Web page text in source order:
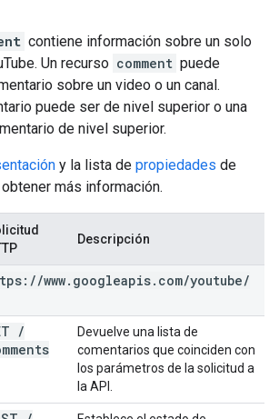
contiene información sobre un solo
Un recurso comment puede
sobre un video o un canal.
puede ser de nivel superior o una
de nivel superior.
y la lista de propiedades de
más información.
Descripción
//www. googleapis. com/youtube/
/
Devuelve una lista de
comentarios que coinciden con
los parámetros de la solicitud a
la API.